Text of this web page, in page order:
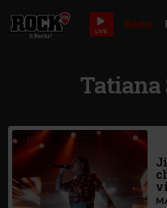
LIVE
Bilete